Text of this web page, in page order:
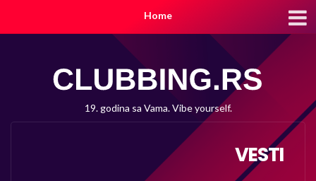
Home
19. godina sa Vama. Vibe yourself.
VESTI